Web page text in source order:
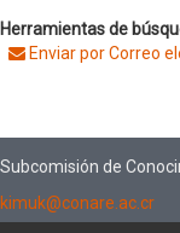
Herramientas de
Enviar por Correo
Subcomisión de
kimuk@conare.ac.cr